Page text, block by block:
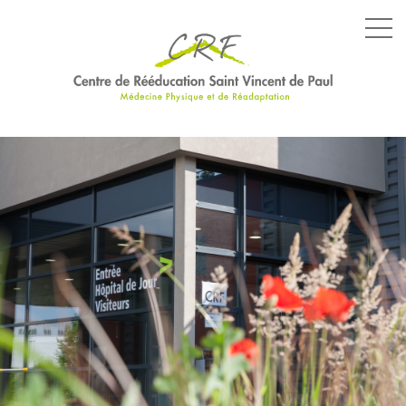
LES SERVICES
LES ÉQUIPEMENTS
PARCOURS SPÉCIFIQUES
NOS ENGAGEMENTS
ACTUALITÉS